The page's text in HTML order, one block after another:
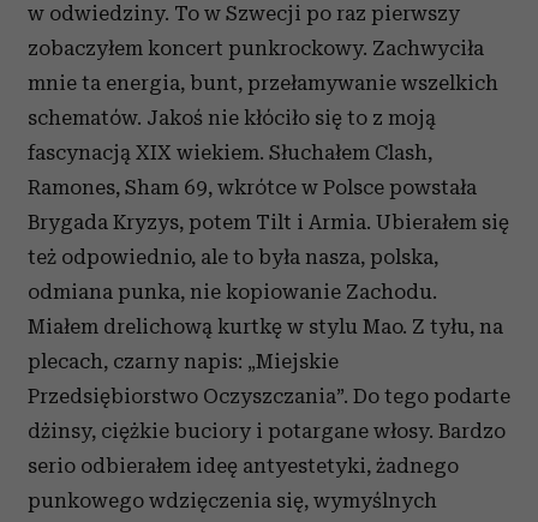
w odwiedziny. To w Szwecji po raz pierwszy
zobaczyłem koncert punkrockowy. Zachwyciła
mnie ta energia, bunt, przełamywanie wszelkich
schematów. Jakoś nie kłóciło się to z moją
fascynacją XIX wiekiem. Słuchałem Clash,
Ramones, Sham 69, wkrótce w Polsce powstała
Brygada Kryzys, potem Tilt i Armia. Ubierałem się
też odpowiednio, ale to była nasza, polska,
odmiana punka, nie kopiowanie Zachodu.
Miałem drelichową kurtkę w stylu Mao. Z tyłu, na
plecach, czarny napis: „Miejskie
Przedsiębiorstwo Oczyszczania”. Do tego podarte
dżinsy, ciężkie buciory i potargane włosy. Bardzo
serio odbierałem ideę antyestetyki, żadnego
punkowego wdzięczenia się, wymyślnych